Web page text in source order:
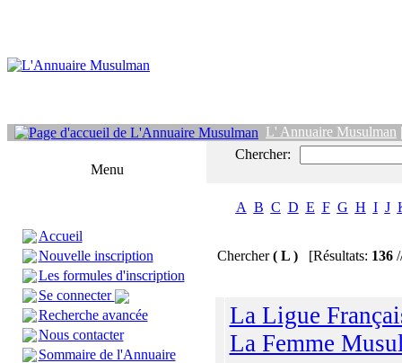
L' Annuaire Musulman
Menu
Accueil
Nouvelle inscription
Les formules d'inscription
Se connecter
Recherche avancée
Nous contacter
Sommaire de l'Annuaire
Chercher:
A B C D E F G H I J
Chercher( L ) [Résultats: 136
La Ligue
La Femme